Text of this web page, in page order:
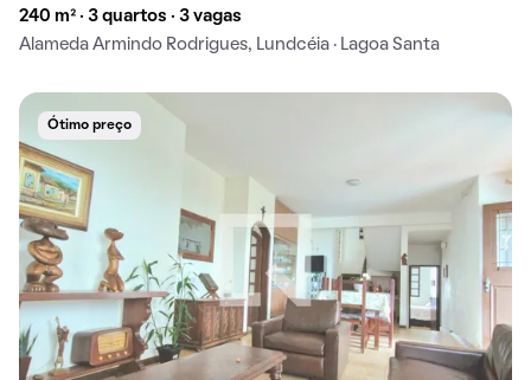
240 m² · 3 quartos · 3 vagas
Alameda Armindo Rodrigues, Lundcéia · Lagoa Santa
Ótimo preço